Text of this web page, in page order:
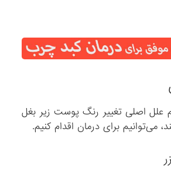
علل اصلی تغییر رنگ پوست زیر بغل
می‌توانیم برای درمان اقدام کنیم.